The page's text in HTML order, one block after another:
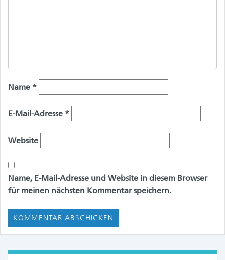
Name *
E-Mail-Adresse *
Website
Name, E-Mail-Adresse und Website in diesem Browser
für meinen nächsten Kommentar speichern.